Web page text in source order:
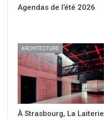
Agendas de l’été 2026
ARCHITECTURE
À Strasbourg, La Laiterie